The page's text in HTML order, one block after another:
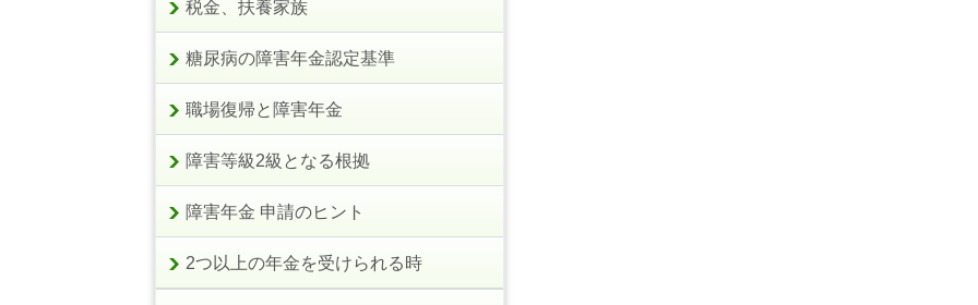
税金、扶養家族
糖尿病の障害年金認定基準
職場復帰と障害年金
障害等級2級となる根拠
障害年金 申請のヒント
2つ以上の年金を受けられる時